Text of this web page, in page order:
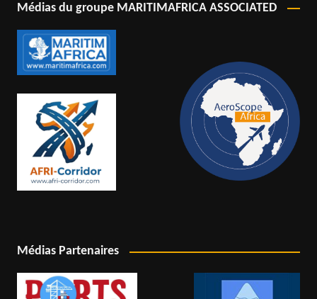
Médias du groupe MARITIMAFRICA ASSOCIATED
Médias Partenaires